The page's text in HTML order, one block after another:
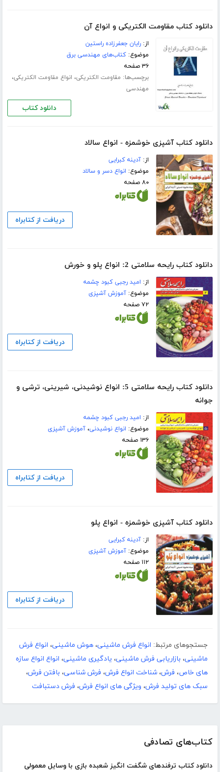
کتاب‌های تصادفی
دانلود کتاب ترفندهای شگفت انگیز شعبده بازی با وسایل معمولی
دانلود کتاب مقاومت الکتریکی و انواع آن
از:رایان جعفرزاده راستین
موضوع:کتاب‌های مهندسی برق
۳۶ صفحه
برچسب‌ها: مقاومت الکتریکی، انواع مقاومت الکتریکی،
مهندسی
دانلود کتاب
دانلود کتاب آشپزی خوشمزه - انواع سالاد
از:آدینه کبرایی
موضوع: انواع دسر و سالاد
۸۰ صفحه
دریافت از کتابراه
دانلود کتاب رایحه سلامتی 2: انواع پلو و خورش
از: امید رجبی کبود چشمه
موضوع:آموزش آشپزی
۷۲ صفحه
دریافت از کتابراه
دانلود کتاب رایحه سلامتی 5: انواع نوشیدنی، شیرینی، ترشی و
جوانه
از: امید رجبی کبود چشمه
موضوع: انواع نوشیدنی،آموزش آشپزی
۱۳۶ صفحه
دریافت از کتابراه
دانلود کتاب آشپزی خوشمزه - انواع پلو
از:آدینه کبرایی
موضوع:آموزش آشپزی
۱۱۲ صفحه
دریافت از کتابراه
جستجوهای مرتبط: انواع فرش ماشینی، هوش ماشینی، انواع فرش
ماشینی، بازاریابی فرش ماشینی، یادگیری ماشینی، انواع انواع سازه
های خاص، فرش، شناخت انواع فرش، فرش شناسی، بافتن فرش،
سبک های تولید فرش، ویژگی های انواع فرش، فرش دستبافت